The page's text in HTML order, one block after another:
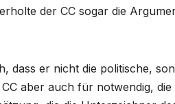
der CC sogar die
dass er nicht die politische,
aber auch für notwendig,